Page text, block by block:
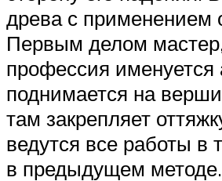
древа с применением
Первым делом
профессия именуется
поднимается на
там закрепляет
ведутся все работы в
в предыдущем методе.